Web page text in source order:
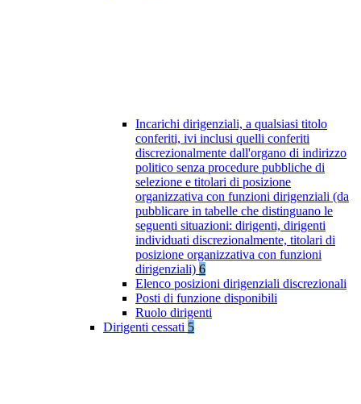
Incarichi dirigenziali, a qualsiasi titolo
conferiti, ivi inclusi quelli conferiti
discrezionalmente dall'organo di indirizzo
politico senza procedure pubbliche di
selezione e titolari di posizione
organizzativa con funzioni dirigenziali (da
pubblicare in tabelle che distinguano le
seguenti situazioni: dirigenti, dirigenti
individuati discrezionalmente, titolari di
posizione organizzativa con funzioni
dirigenziali) 6
Elenco posizioni dirigenziali discrezionali
Posti di funzione disponibili
Ruolo dirigenti
Dirigenti cessati 5